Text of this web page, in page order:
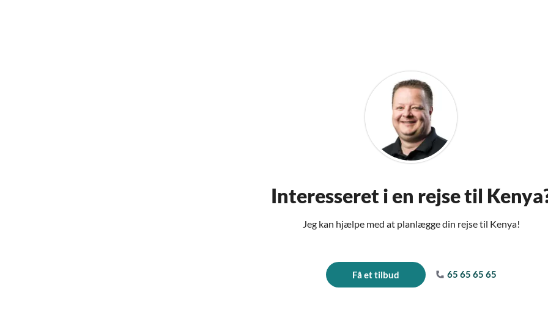
Interesseret i en rejse til
Jeg kan hjælpe med at planlægge din rejse til Kenya!
Få et tilbud 65 65 65 65